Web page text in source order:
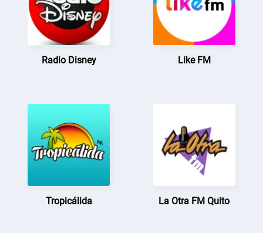
Radio Disney Like FM
Tropicálida La Otra FM Quito